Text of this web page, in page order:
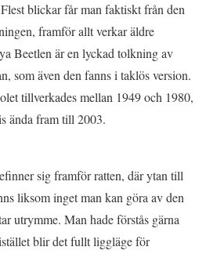
blickar får man faktiskt från den
framför allt verkar äldre
Beetlen är en lyckad tolkning av
som även den fanns i taklös version.
tillverkades mellan 1949 och 1980,
ända fram till 2003.
sig framför ratten, där ytan till
liksom inget man kan göra av den
utrymme. Man hade förstås gärna
blir det fullt liggläge för